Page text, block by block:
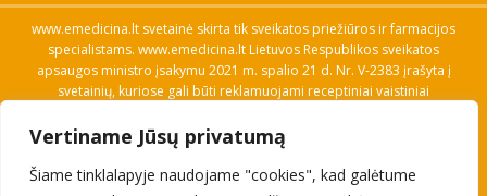
Vertiname Jūsų privatumą
Šiame tinklalapyje naudojame "cookies", kad galėtume
www.emedicina.lt svetainė skirta tik sveikatos priežiūros ir farmacijos
specialistams. www.emedicina.lt Lietuvos Respublikos sveikatos
apsaugos ministro įsakymu 2021 m. spalio 21 d. Nr. V-2383 įrašyta į
svetainių, kuriose gali būti reklamuojami receptiniai vaistiniai
savo profesinę kvalifikaciją. Naudingos nuorodos: Vaistų ir medicinos
pagalbos priemonių kainų paieška, VVKT tinklalapis, Sveikatos
priežiūros ar farmacijos specialisto pranešimo apie įtariamą